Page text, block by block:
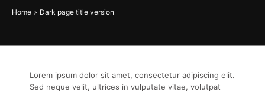
Home Dark page title version
Lorem ipsum dolor sit amet, consectetur adipiscing elit.
Sed neque velit, ultrices in vulputate vitae, volutpat